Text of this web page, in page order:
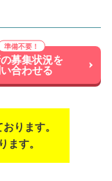
募集状況を
合わせる
ります。
ます。